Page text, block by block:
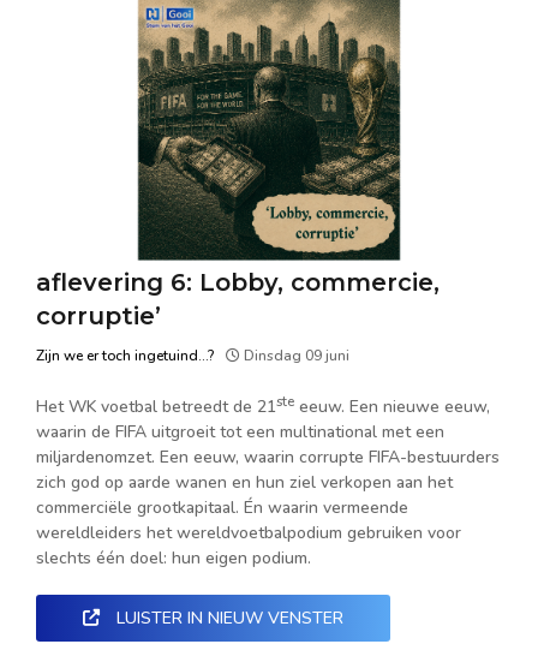
aflevering 6: Lobby, commercie,
corruptie’
Zijn we er toch ingetuind...? Dinsdag 09 juni
Het WK voetbal betreedt de 21ste eeuw. Een nieuwe eeuw,
waarin de FIFA uitgroeit tot een multinational met een
miljardenomzet. Een eeuw, waarin corrupte FIFA-bestuurders
zich god op aarde wanen en hun ziel verkopen aan het
commerciële grootkapitaal. Én waarin vermeende
wereldleiders het wereldvoetbalpodium gebruiken voor
slechts één doel: hun eigen podium.
LUISTER IN NIEUW VENSTER